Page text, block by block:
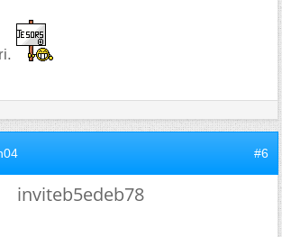
#6
inviteb5edeb78